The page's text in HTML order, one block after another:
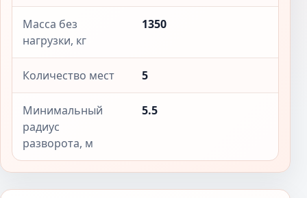
Масса без
нагрузки, кг
1350
Количество мест 5
Минимальный
радиус
разворота, м
5.5